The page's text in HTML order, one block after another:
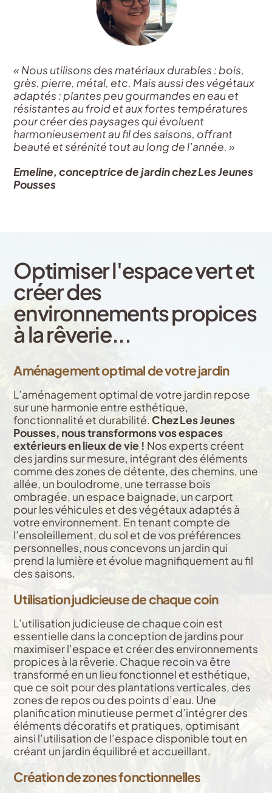
« Nous utilisons des matériaux durables : bois,
grès, pierre, métal, etc. Mais aussi des végétaux
adaptés : plantes peu gourmandes en eau et
résistantes au froid et aux fortes températures
pour créer des paysages qui évoluent
harmonieusement au fil des saisons, offrant
beauté et sérénité tout au long de l’année. »
Emeline, conceptrice de jardin chez Les Jeunes
Pousses
Optimiser l'espace vert et
créer des
environnements propices
à la rêverie...
Aménagement optimal de votre jardin
L’aménagement optimal de votre jardin repose
sur une harmonie entre esthétique,
fonctionnalité et durabilité. Chez Les Jeunes
Pousses, nous transformons vos espaces
extérieurs en lieux de vie ! Nos experts créent
des jardins sur mesure, intégrant des éléments
comme des zones de détente, des chemins, une
allée, un boulodrome, une terrasse bois
ombragée, un espace baignade, un carport
pour les véhicules et des végétaux adaptés à
votre environnement. En tenant compte de
l’ensoleillement, du sol et de vos préférences
personnelles, nous concevons un jardin qui
prend la lumière et évolue magnifiquement au fil
des saisons.
Utilisation judicieuse de chaque coin
L’utilisation judicieuse de chaque coin est
essentielle dans la conception de jardins pour
maximiser l’espace et créer des environnements
propices à la rêverie. Chaque recoin va être
transformé en un lieu fonctionnel et esthétique,
que ce soit pour des plantations verticales, des
zones de repos ou des points d’eau. Une
planification minutieuse permet d’intégrer des
éléments décoratifs et pratiques, optimisant
ainsi l’utilisation de l’espace disponible tout en
créant un jardin équilibré et accueillant.
Création de zones fonctionnelles